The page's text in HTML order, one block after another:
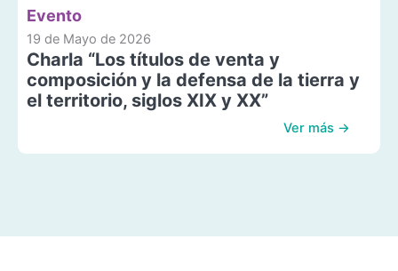
Evento
19 de Mayo de 2026
Charla “Los títulos de venta y
composición y la defensa de la tierra y
el territorio, siglos XIX y XX”
Ver más →